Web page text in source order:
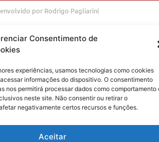
Consentimento de
experiências, usamos tecnologias como cookies
informações do dispositivo. O consentimento
nos permitirá processar dados como comportamento
neste site. Não consentir ou retirar o
negativamente certos recursos e funções.
Aceitar
por Rodrigo Pagliarini